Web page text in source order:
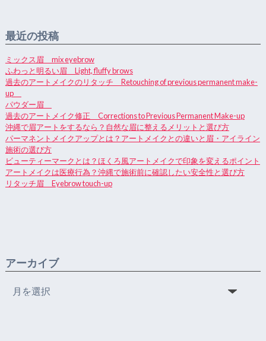
最近の投稿
ミックス眉 mix eyebrow
ふわっと明るい眉 Light, fluffy brows
過去のアートメイクのリタッチ Retouching of previous permanent make-
up
パウダー眉
過去のアートメイク修正 Corrections to Previous Permanent Make-up
沖縄で眉アートをするなら？自然な眉に整えるメリットと選び方
パーマネントメイクアップとは？アートメイクとの違いと眉・アイライン
施術の選び方
ビューティーマークとは？ほくろ風アートメイクで印象を変えるポイント
アートメイクは医療行為？沖縄で施術前に確認したい安全性と選び方
リタッチ眉 Eyebrow touch-up
アーカイブ